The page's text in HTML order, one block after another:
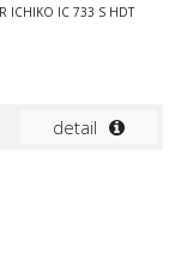
ICHIKO IC 733 S HDT
detail